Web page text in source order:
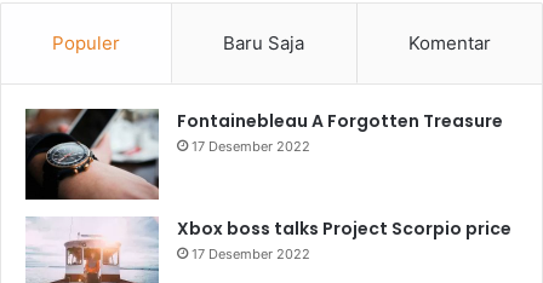
Populer Baru Saja Komentar
Fontainebleau A Forgotten Treasure
17 Desember 2022
Xbox boss talks Project Scorpio price
17 Desember 2022